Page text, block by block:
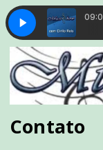
Cirilo Reis
020826
Contato